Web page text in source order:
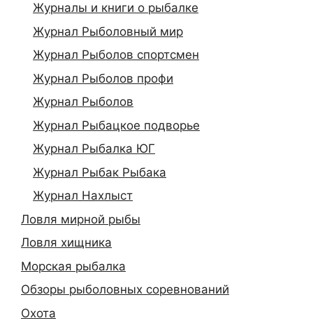
Журналы и книги о рыбалке
Журнал Рыболовный мир
Журнал Рыболов спортсмен
Журнал Рыболов профи
Журнал Рыболов
Журнал Рыбацкое подворье
Журнал Рыбалка ЮГ
Журнал Рыбак Рыбака
Журнал Нахлыст
Ловля мирной рыбы
Ловля хищника
Морская рыбалка
Обзоры рыболовных соревнований
Охота